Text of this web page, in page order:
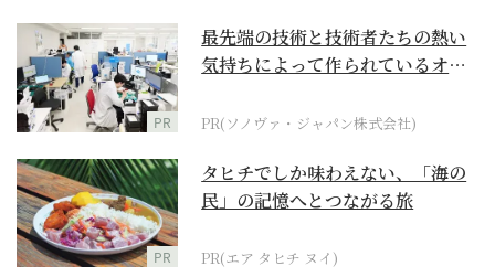
PR
最先端の技術と技術者たちの熱い
気持ちによって作られているオー
PR(ソノヴァ・ジャパン株式会社)
PR
タヒチでしか味わえない、「海の
民」の記憶へとつながる旅
PR(エア タヒチ ヌイ)